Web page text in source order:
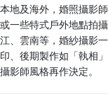
本地及海外，婚照攝影
或一些特式戶外地點拍
江、雲南等，婚紗攝影
印、後期製作如「執相
攝影師風格再作決定。